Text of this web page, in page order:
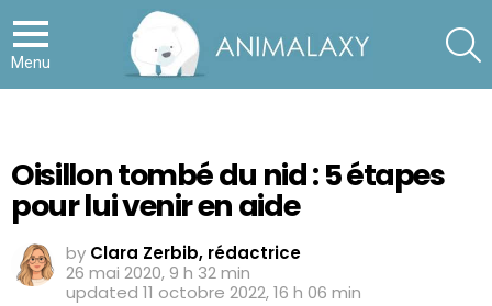
Menu
Oisillon tombé du nid : 5 étapes
pour lui venir en aide
by Clara Zerbib, rédactrice
26 mai 2020, 9 h 32 min
updated 11 octobre 2022, 16 h 06 min